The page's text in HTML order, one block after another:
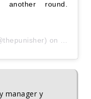
round.
on
manager y